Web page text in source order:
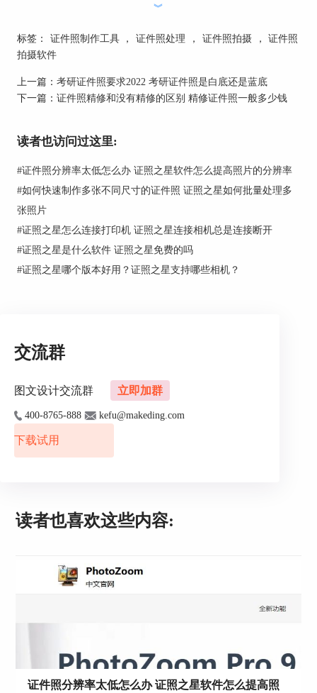
操作便捷，使用起来非常的方便，此外，这款软件
内置强大的人脸识别技术，可以实现自动抠图、美
用户还可根据自身要求自定义尺寸。
指尖证件照内有多种证件照尺寸规格，能够满足用
试以及学生证制作等证件照的制作，更支持一键批
量对证件照进行排版打印，减轻了批量处理证件照
的工作量。
4.自助证件照。
自助证件照内有528种尺寸规格可选，完全能满足
各类用户对不同证件照的要求，而且这款操作简
二、拍摄证件照的注意事项
结为以下几点。
1.衣服尽量选择衬衫，而颜色也尽量以浅色为主，
这样拍出来的照片会让人显得比较精神。
2.要保证五官清晰可见，头发的颜色最好是黑色，
4.拍证件照时，要尽量保持背部挺直，面带微笑，
以上就是小编总结的一些拍摄证件照的注意事项。
件，并简单介绍了一些拍摄证件照的注意事项，希
作者：子楠
︾
标签： 证件照制作工具 ， 证件照处理 ， 证件照拍摄 ，
证件照
拍摄软件
上一篇： 考研证件照要求2022 考研证件照是白底还是蓝底
下一篇： 证件照精修和没有精修的区别 精修证件照一般多少钱
读者也访问过这里:
#证件照分辨率太低怎么办 证照之星软件怎么提高照片的分辨率
#如何快速制作多张不同尺寸的证件照 证照之星如何批量处理多
张照片
#证照之星怎么连接打印机 证照之星连接相机总是连接断开
#证照之星是什么软件 证照之星免费的吗
#证照之星哪个版本好用？证照之星支持哪些相机？
交流群
图文设计交流群 立即加群
400-8765-888 kefu@makeding.com
下载试用
读者也喜欢这些内容:
证件照分辨率太低怎么办 证照之星软件怎么提高照